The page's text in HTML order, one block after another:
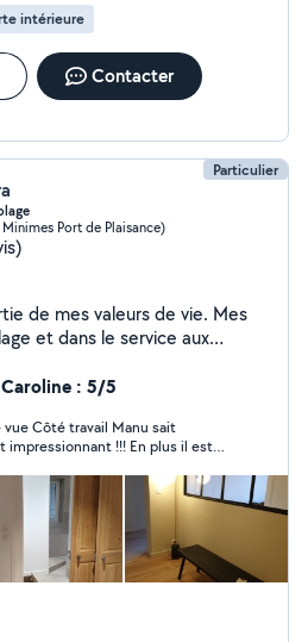
intérieure
Contacter
Particulier
Port de Plaisance)
de mes valeurs de vie. Mes
et dans le service aux
leur en proposant un service
pas..
: 5/5
Côté travail Manu sait
impressionnant !!! En plus il est